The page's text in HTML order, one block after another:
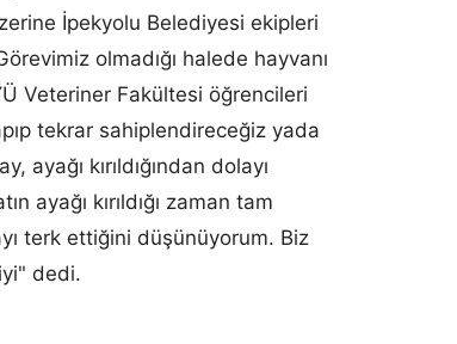
İpekyolu Belediyesi ekipleri
olmadığı halede hayvanı
Veteriner Fakültesi öğrencileri
tekrar sahiplendireceğiz yada
ayağı kırıldığından dolayı
ayağı kırıldığı zaman tam
terk ettiğini düşünüyorum. Biz
dedi.